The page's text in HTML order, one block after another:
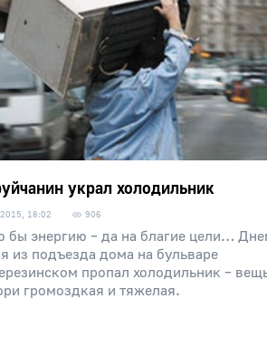
украл холодильник
18:02 906
бы энергию – да на благие цели…
из подъезда дома на бульваре
пропал холодильник –
громоздкая и тяжелая.